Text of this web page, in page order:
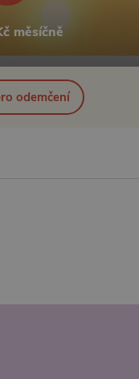
měsíčně
odemčení